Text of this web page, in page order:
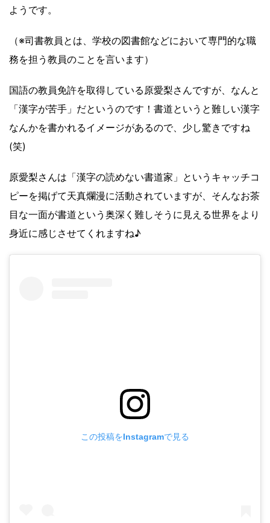
ようです。
（※司書教員とは、学校の図書館などにおいて専門的な職
務を担う教員のことを言います）
国語の教員免許を取得している原愛梨さんですが、なんと
「漢字が苦手」だというのです！書道というと難しい漢字
なんかを書かれるイメージがあるので、少し驚きですね
(笑)
原愛梨さんは「漢字の読めない書道家」というキャッチコ
ピーを掲げて天真爛漫に活動されていますが、そんなお茶
目な一面が書道という奥深く難しそうに見える世界をより
身近に感じさせてくれますね♪
この投稿をInstagramで見る